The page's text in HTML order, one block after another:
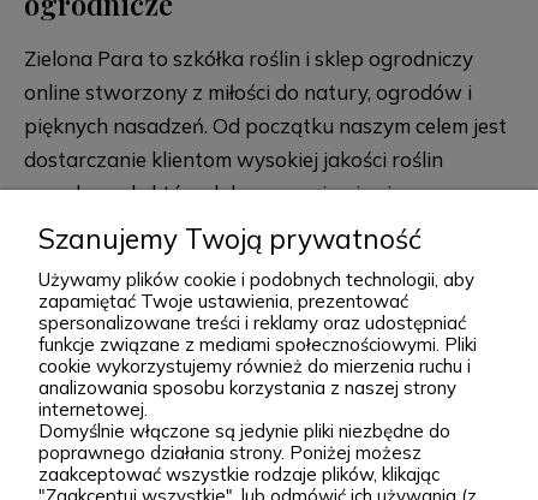
Zielona Para to szkółka roślin i sklep ogrodniczy
online stworzony z miłości do natury, ogrodów i
pięknych nasadzeń. Od początku naszym celem jest
dostarczanie klientom wysokiej jakości roślin
ogrodowych, które dobrze przyjmują się po
posadzeniu i przez lata zdobią przydomowe
rabaty, skalniaki, ogrody naturalistyczne oraz
większe kompozycje krajobrazowe. Za Zieloną Parą
stoją Wiktor i Klaudia, którzy z dużą starannością
dobierają każdą odmianę dostępną w naszej
ofercie. W sprzedaży znajdziesz zarówno
sprawdzone, klasyczne gatunki, jak i ciekawsze,
bardziej unikatowe krzewy ozdobne, drzewa, byliny
rozwiń więcej
Podgórna 9, 97-565 Brudzice
+48 793 037 145
kontakt@zielonapara.pl
Szanujemy Twoją prywatność
Używamy plików cookie i podobnych technologii, aby
zapamiętać Twoje ustawienia, prezentować
spersonalizowane treści i reklamy oraz udostępniać
funkcje związane z mediami społecznościowymi. Pliki
cookie wykorzystujemy również do mierzenia ruchu i
analizowania sposobu korzystania z naszej strony
internetowej.
Domyślnie włączone są jedynie pliki niezbędne do
poprawnego działania strony. Poniżej możesz
zaakceptować wszystkie rodzaje plików, klikając